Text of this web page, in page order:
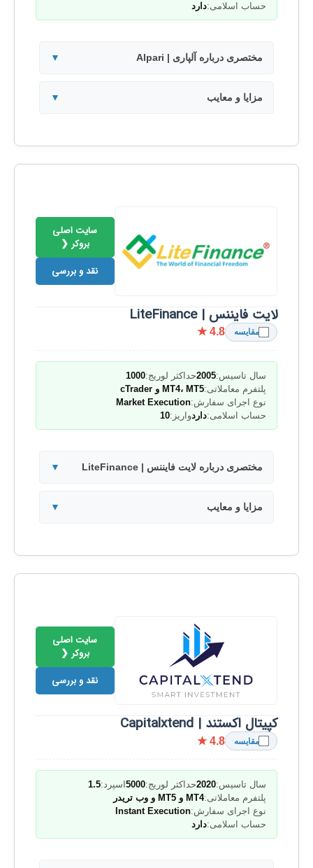
حساب اسلامی:دارد
مختصری درباره آلپاری | Alpari ▼
مزایا و معایب ▼
لایت فایننس | LiteFinance
مقایسه ★ 4.8
سال تاسیس:2005حداکثر لوریج:1000
پلتفرم معاملاتی:MT4، MT5 و cTrader
نوع اجرای سفارش:Market Execution
حساب اسلامی:داردواریز:10
سایت اصلی
بروکر ❮
نقد و بررسی
مختصری درباره لایت فایننس | LiteFinance ▼
مزایا و معایب ▼
کپیتال اکستند | Capitalxtend
مقایسه ★ 4.8
سال تاسیس:2020حداکثر لوریج:5000 اسپرد:1.5
پلتفرم معاملاتی:MT4 و MT5 و وب تریدر
نوع اجرای سفارش:Instant Execution
حساب اسلامی:دارد
سایت اصلی
بروکر ❮
نقد و بررسی